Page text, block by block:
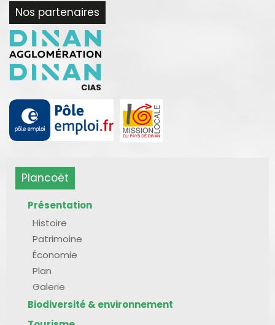
Nos partenaires
Plancoët
Présentation
Histoire
Patrimoine
Économie
Plan
Galerie
Biodiversité & environnement